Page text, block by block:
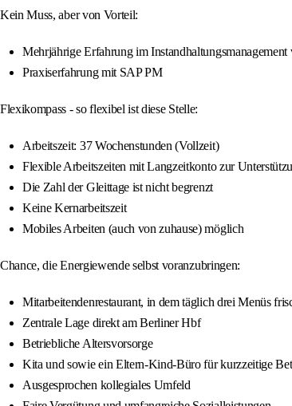
Kein Muss, aber von Vorteil:
Mehrjährige Erfahrung im
Praxiserfahrung mit SAP PM
Flexikompass - so flexibel ist diese Stelle:
Arbeitszeit: 37 Wochenstunden (Vollzeit)
Flexible Arbeitszeiten mit Langzeitkonto zur
Die Zahl der Gleittage ist nicht begrenzt
Keine Kernarbeitszeit
Mobiles Arbeiten (auch von zuhause) möglich
Chance, die Energiewende selbst voranzubringen:
Mitarbeitendenrestaurant, in dem täglich drei Menüs
Zentrale Lage direkt am Berliner Hbf
Betriebliche Altersvorsorge
Kita und sowie ein Eltern-Kind-Büro für kurzzeitige
Ausgesprochen kollegiales Umfeld